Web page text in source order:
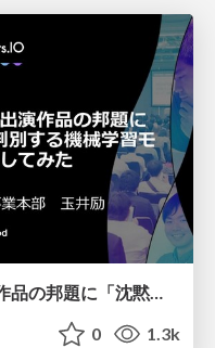
スティーブン・セガール出演作品の邦題に「沈黙」がつくかどうか判別する機械学習モデルを作ろうとしてみた
0 1.3k